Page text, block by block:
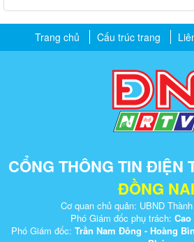
Trang chủ Cấu trúc trang
CỔNG THÔNG TIN ĐIỆN
ĐỒNG NAI
Cơ quan chủ quản: UBND
Phó Giám đốc phụ trách:
Phó Giám đốc: Trần Nam Đông - Hoàng